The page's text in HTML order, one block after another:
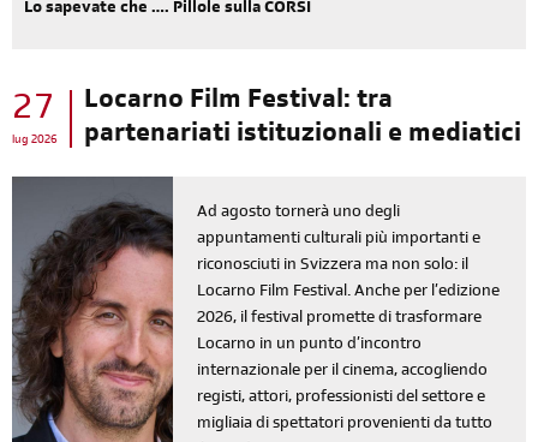
Lo sapevate che …. Pillole sulla CORSI
27
lug 2026
Locarno Film Festival: tra
partenariati istituzionali e mediatici
Ad agosto tornerà uno degli
appuntamenti culturali più importanti e
riconosciuti in Svizzera ma non solo: il
Locarno Film Festival. Anche per l’edizione
2026, il festival promette di trasformare
Locarno in un punto d’incontro
internazionale per il cinema, accogliendo
registi, attori, professionisti del settore e
migliaia di spettatori provenienti da tutto